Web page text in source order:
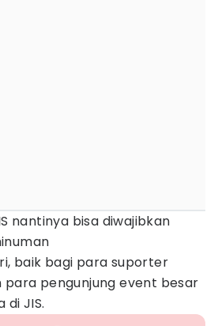
nantinya bisa diwajibkan
baik bagi para suporter
pengunjung event besar
JIS.